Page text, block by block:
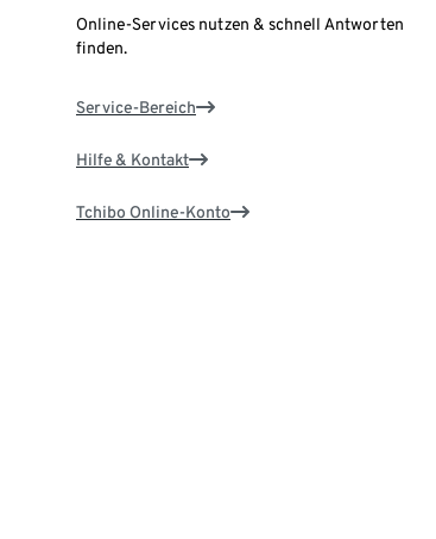
Online-Services nutzen & schnell Antworten
finden.
Service-Bereich
Hilfe & Kontakt
Tchibo Online-Konto